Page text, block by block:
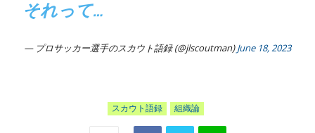
それって…
— プロサッカー選手のスカウト語録 (@jlscoutman)June 18, 2023
スカウト語録 組織論